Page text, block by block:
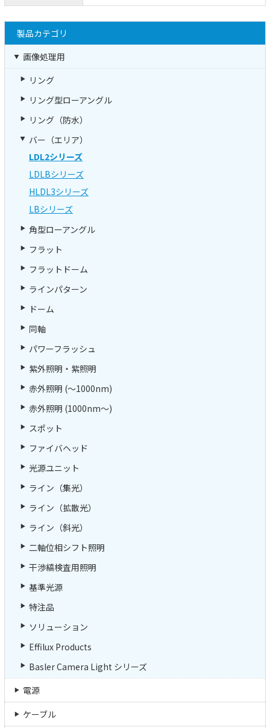
製品カテゴリ
画像処理用
リング
リング型ローアングル
リング（防水）
バー（エリア）
LDL2シリーズ
LDLBシリーズ
HLDL3シリーズ
LBシリーズ
角型ローアングル
フラット
フラットドーム
ラインパターン
ドーム
同軸
パワーフラッシュ
紫外照明・紫照明
赤外照明 (～1000nm)
赤外照明 (1000nm～)
スポット
ファイバヘッド
光源ユニット
ライン（集光）
ライン（拡散光）
ライン（斜光）
二軸位相シフト照明
干渉縞検査用照明
基準光源
特注品
ソリューション
Effilux Products
Basler Camera Light シリーズ
電源
ケーブル